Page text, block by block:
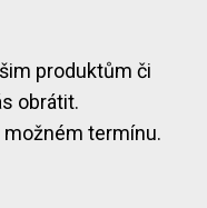
produktům či
obrátit.
termínu.